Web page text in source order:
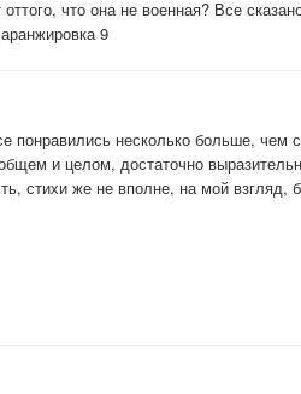
что она не военная? Все
9
понравились несколько больше, чем
и целом, достаточно
стихи же не вполне, на мой взгляд,